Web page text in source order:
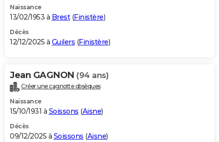
Naissance
13/02/1953 à Brest(Finistère)
Décès
12/12/2025 à Guilers (Finistère)
Jean GAGNON (94 ans)
Créer une cagnotte obsèques
Naissance
15/10/1931 à Soissons (Aisne)
Décès
09/12/2025 à Soissons (Aisne)